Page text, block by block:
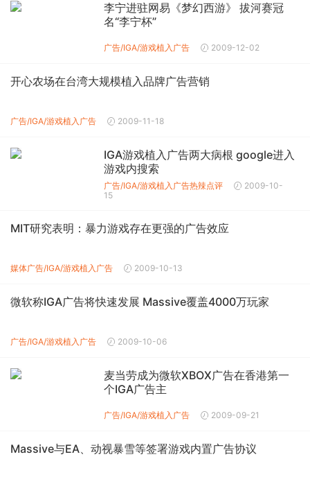
李宁进驻网易《梦幻西游》 拔河赛冠
名“李宁杯”
广告/IGA/游戏植入广告 2009-12-02
开心农场在台湾大规模植入品牌广告营销
广告/IGA/游戏植入广告 2009-11-18
IGA游戏植入广告两大病根 google进入
游戏内搜索
广告/IGA/游戏植入广告热辣点评
2009-10-
15
MIT研究表明：暴力游戏存在更强的广告效应
媒体广告/IGA/游戏植入广告 2009-10-13
微软称IGA广告将快速发展 Massive覆盖4000万玩家
广告/IGA/游戏植入广告 2009-10-06
麦当劳成为微软XBOX广告在香港第一
个IGA广告主
广告/IGA/游戏植入广告 2009-09-21
Massive与EA、动视暴雪等签署游戏内置广告协议